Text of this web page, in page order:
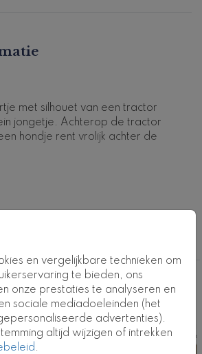
en vergelijkbare technieken om
te bieden, ons
onze prestaties te analyseren en
sociale mediadoeleinden (het
advertenties).
altijd wijzigen of intrekken
.
met silhouet van een tractor
jongetje. Achterop de tractor
hondje rent vrolijk achter de
033-j
vind je misschien ook